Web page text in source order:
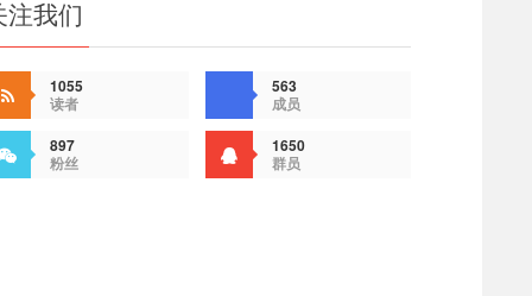
注我们
1055
读者
563
成员
897
粉丝
1650
群员